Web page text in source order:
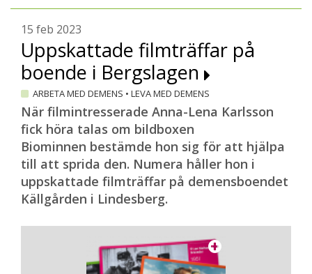
15 feb 2023
Uppskattade filmträffar på
boende i Bergslagen
ARBETA MED DEMENS • LEVA MED DEMENS
När filmintresserade Anna-Lena Karlsson
fick höra talas om bildboxen
Biominnen bestämde hon sig för att hjälpa
till att sprida den. Numera håller hon i
uppskattade filmträffar på demensboendet
Källgården i Lindesberg.